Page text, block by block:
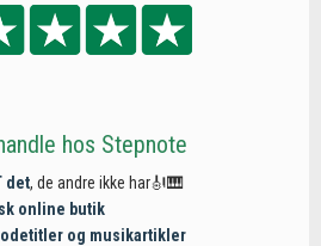
hos Stepnote
det, de andre ikke har🎻🎹
online butik
og musikartikler